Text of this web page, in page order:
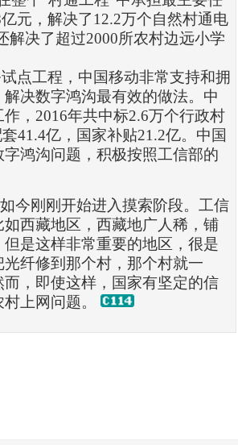
亿元，解决了12.2万个自然村通电
解决了超过2000所农村边远小学
点工程，中国移动非常支持和拥
决数字鸿沟最有效的做法。中
， 2016年共中标2.6万个行政村
41.4亿，国家补贴21.2亿。中国
鸿沟问题，积极按照工信部的
今刚刚开始进入摸索阶段。工信
西藏地区，西藏地广人稀，铺
是这样非常重要的地区，很是
光纤修到那个村，那个村就一
，即使这样，国家有坚定的信
上网问题。